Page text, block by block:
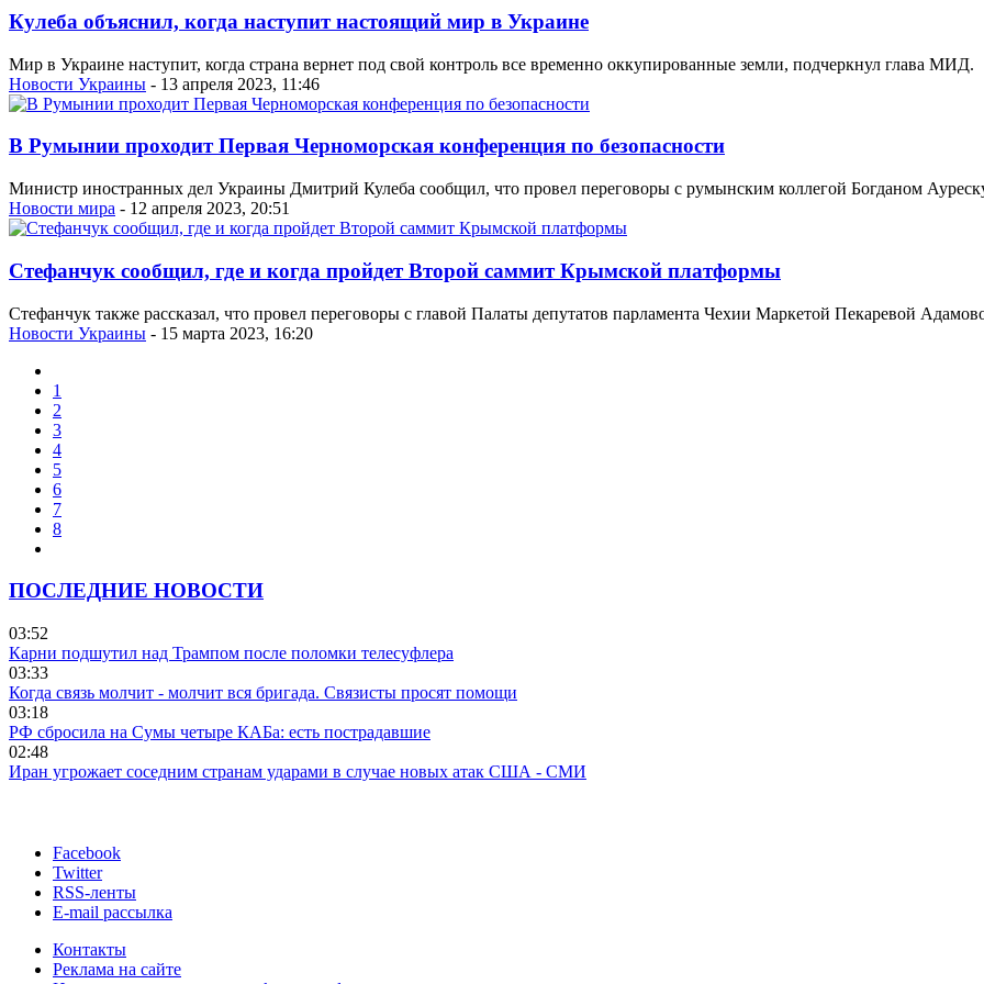
Кулеба объяснил, когда наступит настоящий мир в Украине
Мир в Украине наступит, когда страна вернет под свой контроль все временно оккупированные земли, подчеркнул глава МИД.
Новости Украины - 13 апреля 2023, 11:46
В Румынии проходит Первая Черноморская конференция по безопасности
Министр иностранных дел Украины Дмитрий Кулеба сообщил, что провел переговоры с румынским коллегой Богданом
Новости мира - 12 апреля 2023, 20:51
Стефанчук сообщил, где и когда пройдет Второй саммит Крымской платформы
Стефанчук также рассказал, что провел переговоры с главой Палаты депутатов парламента Чехии Маркетой Пекаревой
Новости Украины - 15 марта 2023, 16:20
1
2
3
4
5
6
7
8
ПОСЛЕДНИЕ НОВОСТИ
03:52
Карни подшутил над Трампом после поломки телесуфлера
03:33
Когда связь молчит - молчит вся бригада. Связисты просят помощи
03:18
РФ сбросила на Сумы четыре КАБа: есть пострадавшие
02:48
Иран угрожает соседним странам ударами в случае новых атак США - СМИ
Facebook
Twitter
RSS-ленты
E-mail рассылка
Контакты
Реклама на сайте